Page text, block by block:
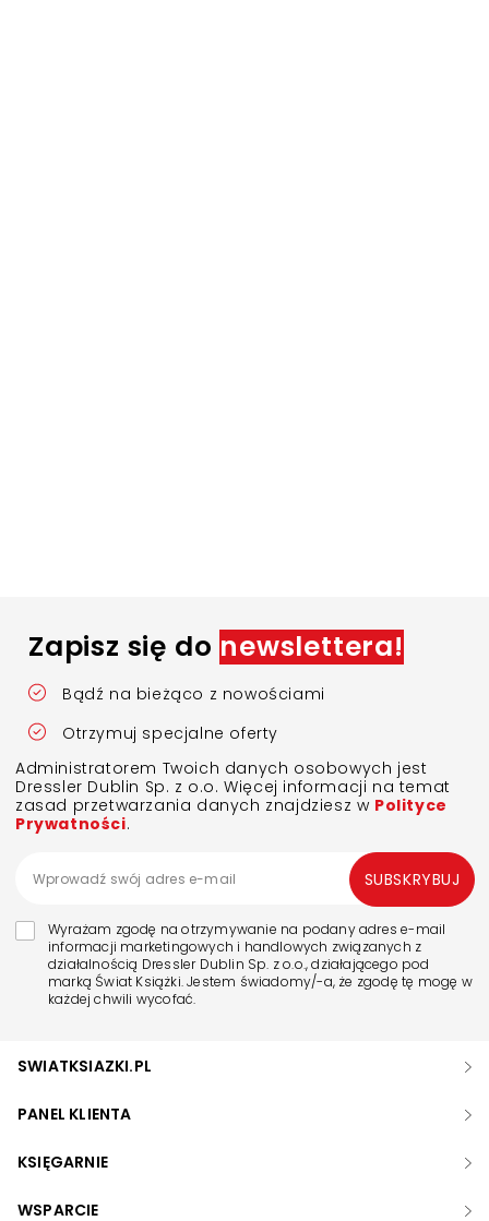
Zapisz się do newslettera!
Bądź na bieżąco z nowościami
Otrzymuj specjalne oferty
Administratorem Twoich danych osobowych jest
Dressler Dublin Sp. z o.o. Więcej informacji na temat
zasad przetwarzania danych znajdziesz w Polityce
Prywatności.
Wyrażam zgodę na otrzymywanie na podany adres e-mail
informacji marketingowych i handlowych związanych z
działalnością Dressler Dublin Sp. z o.o., działającego pod
marką Świat Książki. Jestem świadomy/-a, że zgodę tę mogę w
każdej chwili wycofać.
SUBSKRYBUJ
SWIATKSIAZKI.PL
PANEL KLIENTA
KSIĘGARNIE
WSPARCIE